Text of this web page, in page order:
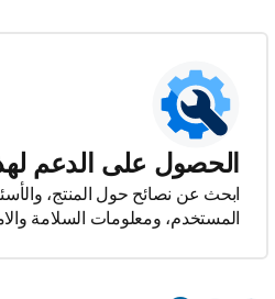
الحصول على الدعم
ابحث عن نصائح حول المنتج،
المستخدم، ومعلومات السلامة